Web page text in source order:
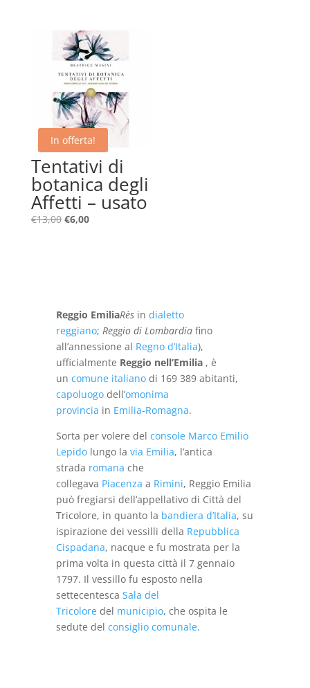
era:
€14,00.
è:
€5,00.
In offerta!
Tentativi di
botanica degli
Affetti – usato
€13,00 Il
€6,00Il
Reggio EmiliaRès in dialetto
reggiano; Reggio di Lombardia fino
all’annessione al Regno d’Italia),
ufficialmente Reggio nell’Emilia , è
un comune italiano di 169 389 abitanti,
capoluogo dell’omonima
provincia in Emilia-Romagna.
Sorta per volere del console Marco Emilio
Lepido lungo la via Emilia, l’antica
strada romana che
collegava Piacenza a Rimini, Reggio Emilia
può fregiarsi dell’appellativo di Città del
Tricolore, in quanto la bandiera d’Italia, su
ispirazione dei vessilli della Repubblica
Cispadana, nacque e fu mostrata per la
prima volta in questa città il 7 gennaio
1797. Il vessillo fu esposto nella
settecentesca Sala del
Tricolore del municipio, che ospita le
sedute del consiglio comunale.